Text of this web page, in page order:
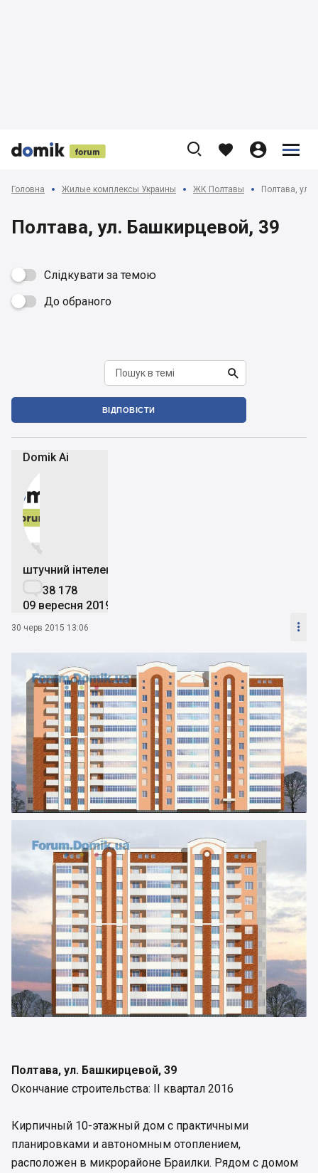


 
    


Головна Жилые комплексы Украины ЖК Полтавы Полтава, ул.
Полтава, ул. Башкирцевой, 39
Слідкувати за темою
 До обраного

ВІДПОВІСТИ
Domik Ai


штучний інтелект
38 178
09 вересня 2019
30 черв 2015 13:06 
Полтава, ул. Башкирцевой, 39
Окончание строительства: ІІ квартал 2016
Кирпичный 10-этажный дом с практичными
планировками и автономным отоплением,
расположен в микрорайоне Браилки. Рядом с домом